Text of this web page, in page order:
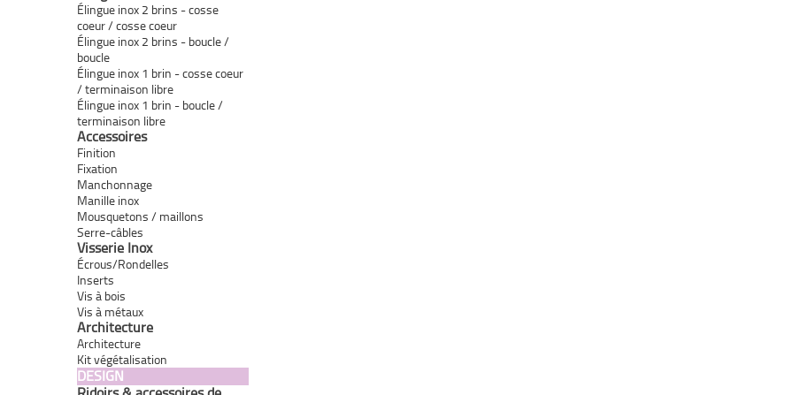
Élingue inox 2 brins - cosse
coeur / cosse coeur
Élingue inox 2 brins - boucle /
boucle
Élingue inox 1 brin - cosse coeur
/ terminaison libre
Élingue inox 1 brin - boucle /
terminaison libre
Accessoires
Finition
Fixation
Manchonnage
Manille inox
Mousquetons / maillons
Serre-câbles
Visserie Inox
Écrous/Rondelles
Inserts
Vis à bois
Vis à métaux
Architecture
Architecture
Kit végétalisation
DESIGN